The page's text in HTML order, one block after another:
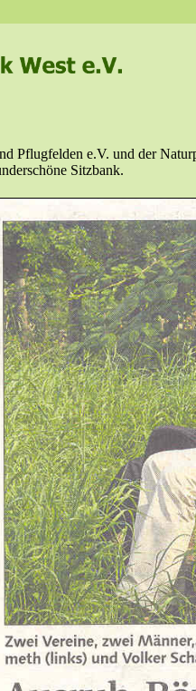
Pflugfelden e.V. und der
Sitzbank.